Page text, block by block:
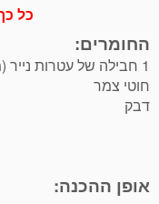
כל
החומרים:
1 חבילה של עטרות נייר (מנז'טים) צבעוניים
חוטי צמר
דבק
אופן ההכנה: